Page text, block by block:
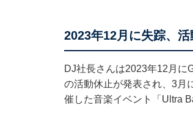
2023年12月に失踪、
DJ社長さんは2023年12月に
の活動休止が発表され、3月
催した音楽イベント「Ultra